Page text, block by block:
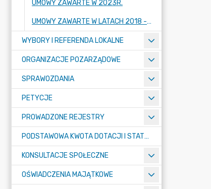
UMOWY ZAWARTE W 2023R.
UMOWY ZAWARTE W LATACH 2018 - 2022
WYBORY I REFERENDA LOKALNE
ORGANIZACJE POZARZĄDOWE
SPRAWOZDANIA
PETYCJE
PROWADZONE REJESTRY
PODSTAWOWA KWOTA DOTACJI I STATYSTYCZNA LICZBA UCZNIÓW
KONSULTACJE SPOŁECZNE
OŚWIADCZENIA MAJĄTKOWE